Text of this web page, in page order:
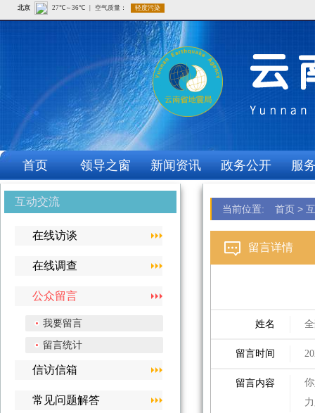
首页 领导之窗 新闻资讯 政务公开 服
互动交流
在线访谈
在线调查
公众留言
我要留言
留言统计
信访信箱
常见问题解答
当前位置: 首页 >
留言详情
姓名
留言时间
留言内容